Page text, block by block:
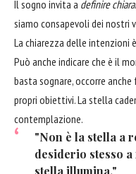
Il sogno invita a definire
siamo consapevoli dei nostri
La chiarezza delle intenzioni
Può anche indicare che è il
basta sognare, occorre anche
propri obiettivi. La stella
contemplazione.
"Non è la stella a
desiderio stesso
stella illumina."